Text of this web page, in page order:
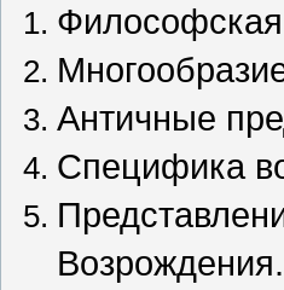
Философская
Античные
Специфика
Возрождения.